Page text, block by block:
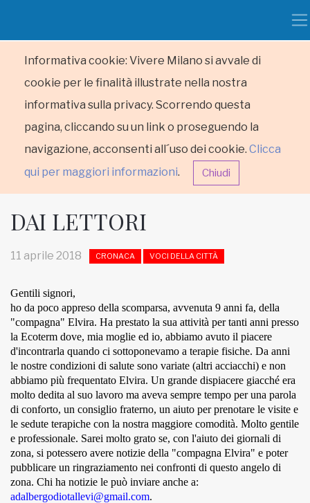
Informativa cookie: Vivere Milano si avvale di
cookie per le finalità illustrate nella nostra
informativa sulla privacy. Scorrendo questa
pagina, cliccando su un link o proseguendo la
navigazione, acconsenti all´uso dei cookie. Clicca
qui per maggiori informazioni. Chiudi
RUBRICHE
MUNICIPI
Inviateci le vostre segnalazioni
Iscriviti alla newsletter
www.viveremilano.info
Fondato e diretto da Enzo De
Bernardis
DAI LETTORI
11 aprile 2018 CRONACA VOCI DELLA CITTÀ
Gentili signori,
ho da poco appreso della scomparsa, avvenuta 9 anni fa, della
"compagna" Elvira. Ha prestato la sua attività per tanti anni presso
la Ecoterm dove, mia moglie ed io, abbiamo avuto il piacere
d'incontrarla quando ci sottoponevamo a terapie fisiche. Da anni
le nostre condizioni di salute sono variate (altri acciacchi) e non
abbiamo più frequentato Elvira. Un grande dispiacere giacché era
molto dedita al suo lavoro ma aveva sempre tempo per una parola
di conforto, un consiglio fraterno, un aiuto per prenotare le visite e
le sedute terapiche con la nostra maggiore comodità. Molto gentile
e professionale. Sarei molto grato se, con l'aiuto dei giornali di
zona, si potessero avere notizie della "compagna Elvira" e poter
pubblicare un ringraziamento nei confronti di questo angelo di
zona. Chi ha notizie le può inviare anche a:
adalbergodiotallevi@gmail.com.